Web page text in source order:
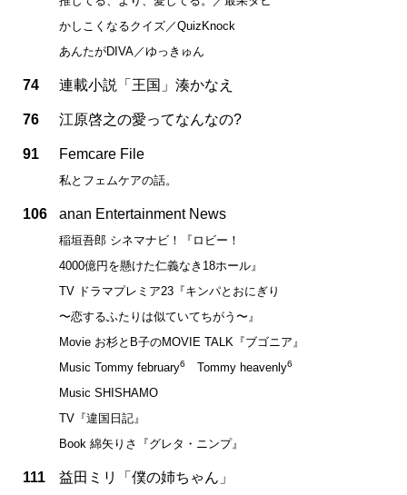
かしこくなるクイズ／QuizKnock
あんたがDIVA／ゆっきゅん
74 連載小説「王国」湊かなえ
76 江原啓之の愛ってなんなの?
91 Femcare File
私とフェムケアの話。
106 anan Entertainment News
稲垣吾郎 シネマナビ！『ロビー！
4000億円を懸けた仁義なき18ホール』
TV ドラマプレミア23『キンパとおにぎり
〜恋するふたりは似ていてちがう〜』
Movie お杉とB子のMOVIE TALK『ブゴニア』
Music Tommy february6 Tommy heavenly6
Music SHISHAMO
TV『違国日記』
Book 綿矢りさ『グレタ・ニンプ』
111 益田ミリ「僕の姉ちゃん」